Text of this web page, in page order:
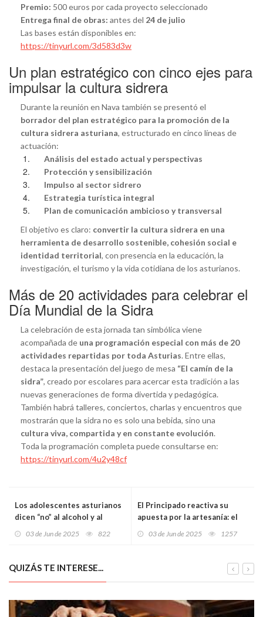
Premio: 500 euros por cada proyecto seleccionado
Entrega final de obras: antes del 24 de julio
Las bases están disponibles en:
https://tinyurl.com/3d583d3w
Un plan estratégico con cinco ejes para
impulsar la cultura sidrera
Durante la reunión en Nava también se presentó el
borrador del plan estratégico para la promoción de la
cultura sidrera asturiana, estructurado en cinco líneas de
actuación:
Análisis del estado actual y perspectivas
Protección y sensibilización
Impulso al sector sidrero
Estrategia turística integral
Plan de comunicación ambicioso y transversal
El objetivo es claro: convertir la cultura sidrera en una
herramienta de desarrollo sostenible, cohesión social e
identidad territorial, con presencia en la educación, la
investigación, el turismo y la vida cotidiana de los asturianos.
Más de 20 actividades para celebrar el
Día Mundial de la Sidra
La celebración de esta jornada tan simbólica viene
acompañada de una programación especial con más de 20
actividades repartidas por toda Asturias. Entre ellas,
destaca la presentación del juego de mesa “El camín de la
sidra”, creado por escolares para acercar esta tradición a las
nuevas generaciones de forma divertida y pedagógica.
También habrá talleres, conciertos, charlas y encuentros que
mostrarán que la sidra no es solo una bebida, sino una
cultura viva, compartida y en constante evolución.
Toda la programación completa puede consultarse en:
https://tinyurl.com/4u2y48cf
Los adolescentes asturianos
dicen “no” al alcohol y al
03 de Jun de 2025 822
El Principado reactiva su
apuesta por la artesanía: el
03 de Jun de 2025 1257
QUIZÁS TE INTERESE...